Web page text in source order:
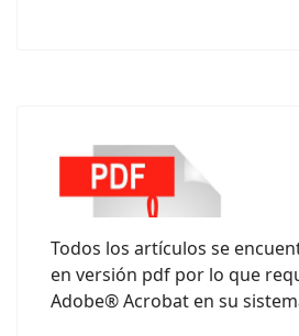
Todos los artículos se
en versión pdf por lo que
Adobe® Acrobat en su